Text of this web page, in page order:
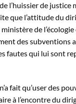
l’huissier de justice
que l’attitude du
de
des subventions
fautes qui lui sont
fait qu’user des
à l’encontre du